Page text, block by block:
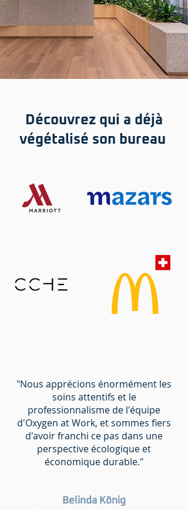
Découvrez qui a déjà
végétalisé son bureau
"Nous apprécions énormément les
soins attentifs et le
professionnalisme de l'équipe
d'Oxygen at Work, et sommes fiers
d'avoir franchi ce pas dans une
perspective écologique et
économique durable."
Belinda König